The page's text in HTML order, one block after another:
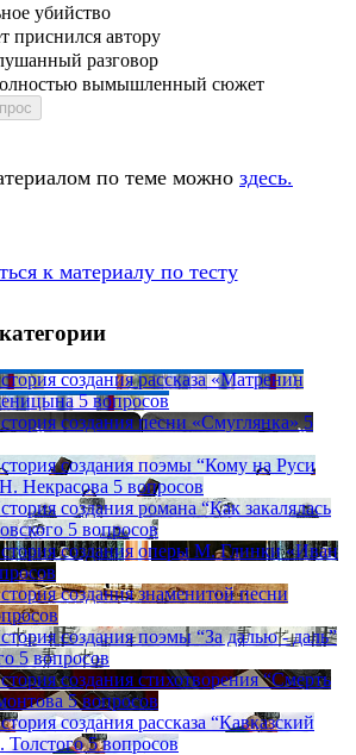
убийство
приснился автору
разговор
вымышленный сюжет
вопрос
по теме можно здесь.
к материалу по тесту
создания рассказа «Матренин
5 вопросов
создания песни «Смуглянка» 5
создания поэмы “Кому на Руси
Некрасова 5 вопросов
создания романа “Как закалялась
5 вопросов
создания оперы М. Глинки «Иван
создания знаменитой песни
создания поэмы “За далью - даль”
5 вопросов
создания стихотворения “Смерть
5 вопросов
создания рассказа “Кавказский
5 вопросов